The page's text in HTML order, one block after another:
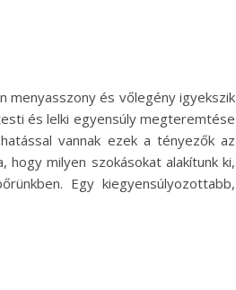
menyasszony és vőlegény igyekszik
és lelki egyensúly megteremtése
vannak ezek a tényezők az
milyen szokásokat alakítunk ki,
Egy kiegyensúlyozottabb,